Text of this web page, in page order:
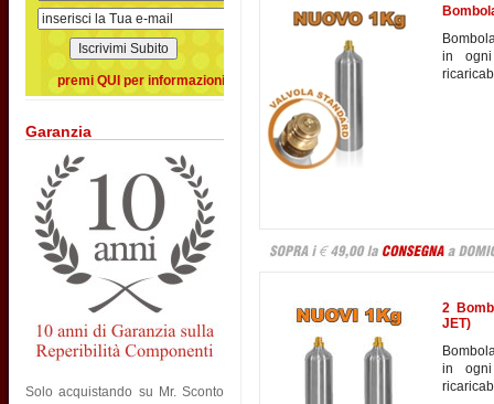
premi QUI per informazioni
Garanzia
Solo acquistando su Mr. Sconto
in ogni
2
JET)
in ogni